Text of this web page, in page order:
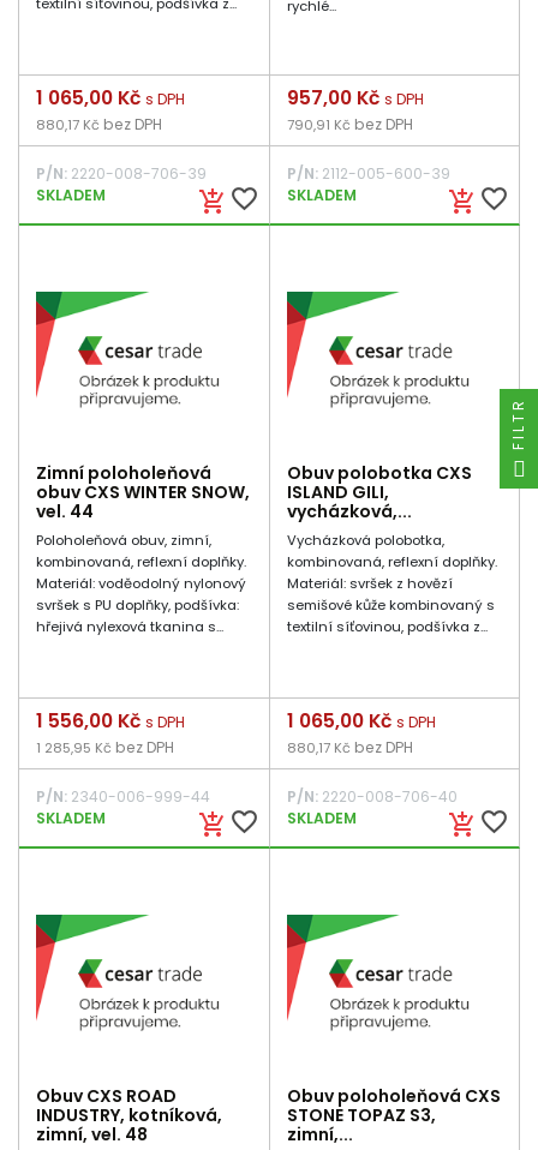
textilní síťovinou, podšívka z...
add_shopping_cart favorite_border
Cena
1 065,00 Kč s DPH
880,17 Kč bez DPH
P/N: 2220-008-706-39
SKLADEM
rychlé...
add_shopping_cart favorite_border
Cena
957,00 Kč s DPH
790,91 Kč bez DPH
P/N:2112-005-600-39
SKLADEM
Zimní poloholeňová
obuv CXS WINTER SNOW,
vel. 44
Poloholeňová obuv, zimní,
kombinovaná, reflexní doplňky.
Materiál: voděodolný nylonový
svršek s PU doplňky, podšívka:
hřejivá nylexová tkanina s...
add_shopping_cart favorite_border
Cena
1 556,00 Kč s DPH
1 285,95 Kč bez DPH
P/N: 2340-006-999-44
SKLADEM
Obuv polobotka CXS
ISLAND GILI,
vycházková,...
Vycházková polobotka,
kombinovaná, reflexní doplňky.
Materiál: svršek z hovězí
semišové kůže kombinovaný s
textilní síťovinou, podšívka z...
add_shopping_cart favorite_border
Cena
1 065,00 Kč s DPH
880,17 Kč bez DPH
P/N:2220-008-706-40
SKLADEM
Obuv CXS ROAD
INDUSTRY, kotníková,
zimní, vel. 48
Obuv poloholeňová CXS
STONE TOPAZ S3,
zimní,...
FILTR